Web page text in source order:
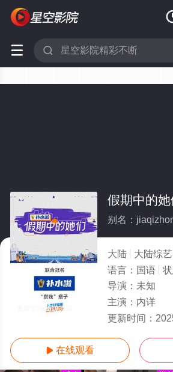
 
更新至20251031期
假期中的她
别名：
大陆 大陆综艺
语言： 国语 状
导演： 未知
主演： 内详
更新时间：
 在线观看